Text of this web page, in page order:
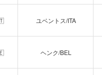
ユベントス/ITA
ヘンク/BEL